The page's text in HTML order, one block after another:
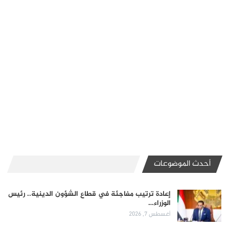
أحدث الموضوعات
إعادة ترتيب مفاجئة في قطاع الشؤون الدينية.. رئيس
الوزراء…
أغسطس 7, 2026